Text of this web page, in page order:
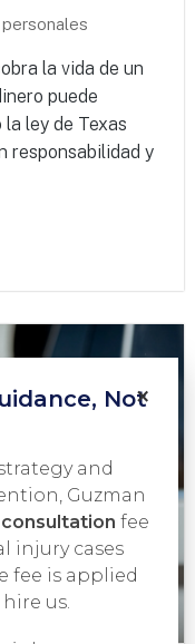
la vida de un
puede
ley de Texas
responsabilidad y
×
Not
and
Guzman
fee
injury cases
fee is applied
us.